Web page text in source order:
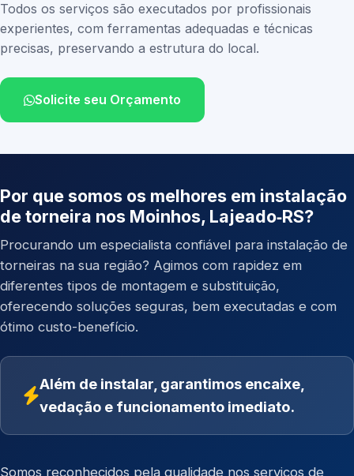
Todos os serviços são executados por profissionais
experientes, com ferramentas adequadas e técnicas
precisas, preservando a estrutura do local.
Solicite seu Orçamento
Por que somos os melhores em instalação
de torneira nos Moinhos, Lajeado‑RS?
Procurando um especialista confiável para instalação de
torneiras na sua região? Agimos com rapidez em
diferentes tipos de montagem e substituição,
oferecendo soluções seguras, bem executadas e com
ótimo custo-benefício.
Além de instalar, garantimos encaixe,
vedação e funcionamento imediato.
Somos reconhecidos pela qualidade nos serviços de